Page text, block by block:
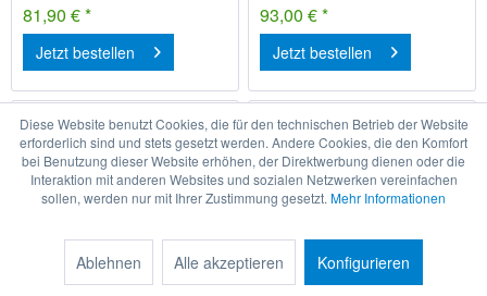
81,90 € *
Jetzt bestellen
93,00 € *
Jetzt bestellen
Anprobe
Vogue
Anprobe
Vogue
Diese Website benutzt Cookies, die für den technischen Betrieb der Website
erforderlich sind und stets gesetzt werden. Andere Cookies, die den Komfort
bei Benutzung dieser Website erhöhen, der Direktwerbung dienen oder die
Interaktion mit anderen Websites und sozialen Netzwerken vereinfachen
sollen, werden nur mit Ihrer Zustimmung gesetzt. Mehr Informationen
Ablehnen Alle akzeptieren Konfigurieren